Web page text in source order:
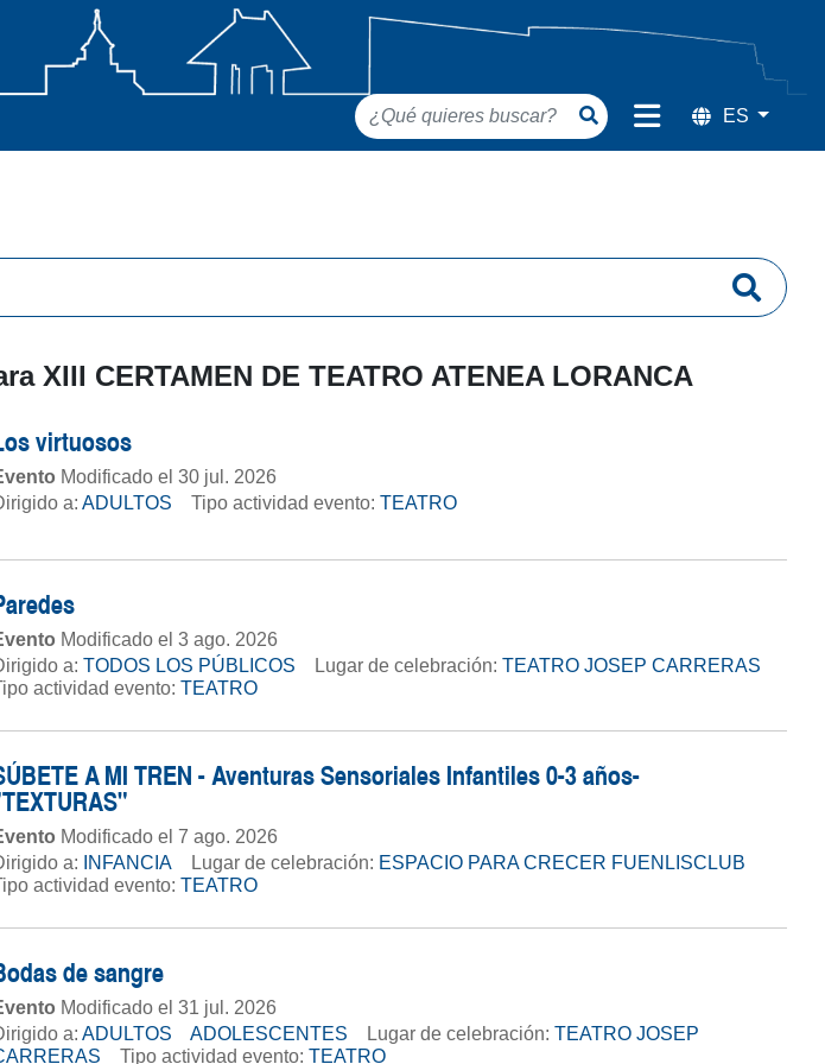
XIII CERTAMEN DE TEATRO ATENEA LORANCA
virtuosos
Modificado el 30 jul. 2026
a: ADULTOS Tipo actividad evento: TEATRO
Modificado el 3 ago. 2026
a: TODOS LOS PÚBLICOS Lugar de celebración: TEATRO JOSEP CARRERAS
actividad evento: TEATRO
A MI TREN - Aventuras Sensoriales Infantiles 0-3 años-
Modificado el 7 ago. 2026
a:
INFANCIA Lugar de celebración: ESPACIO PARA CRECER FUENLISCLUB
actividad evento: TEATRO
de sangre
Modificado el 31 jul. 2026
a: ADULTOS ADOLESCENTES Lugar de celebración: TEATRO JOSEP
Tipo actividad evento: TEATRO